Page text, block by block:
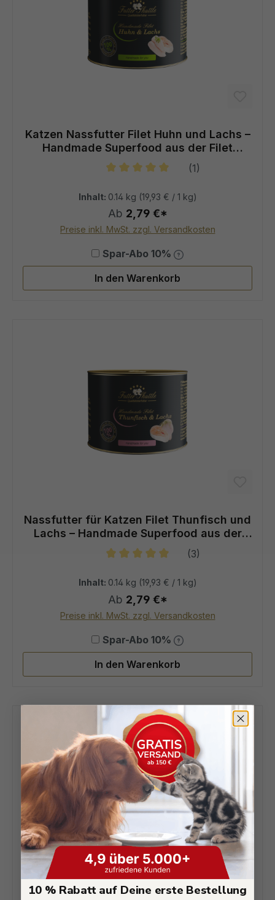
Katzen Nassfutter Filet Huhn und Lachs –
Handmade Superfood aus der Filet
Manufaktur
(1)
Inhalt: 0.14 kg (19,93 € / 1 kg)
Ab 2,79 €*
Preise inkl. MwSt. zzgl. Versandkosten
Spar-Abo 10%
In den Warenkorb
Nassfutter für Katzen Filet Thunfisch und
Lachs – Handmade Superfood aus der
Filet Manufaktur
(3)
Inhalt: 0.14 kg (19,93 € / 1 kg)
Ab 2,79 €*
Preise inkl. MwSt. zzgl. Versandkosten
Spar-Abo 10%
In den Warenkorb
10 % Rabatt auf Deine erste Bestellung